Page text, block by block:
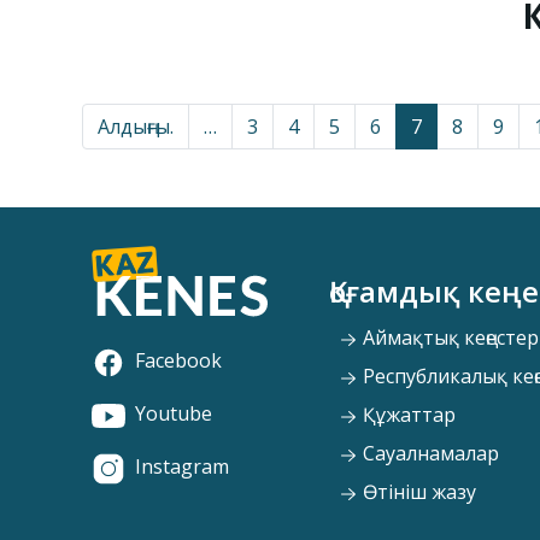
Алдыңғы. … 3 4 5 6 7 8 9
Facebook
Youtube
Instagram
Қоғамдық
Аймақтық кеңестер
Республикалық
Құжаттар
Сауалнамалар
Өтініш жазу